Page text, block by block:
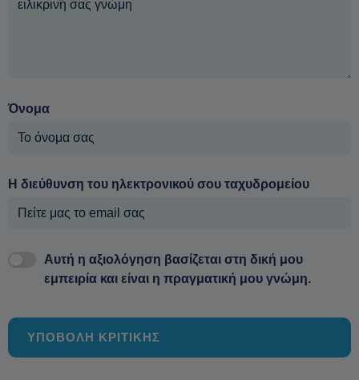
Όνομα
Η διεύθυνση του ηλεκτρονικού σου ταχυδρομείου
Αυτή η αξιολόγηση βασίζεται στη δική μου
εμπειρία και είναι η πραγματική μου γνώμη.
ΥΠΟΒΟΛΗ ΚΡΙΤΙΚΗΣ